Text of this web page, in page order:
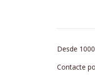
Desde
Contacte